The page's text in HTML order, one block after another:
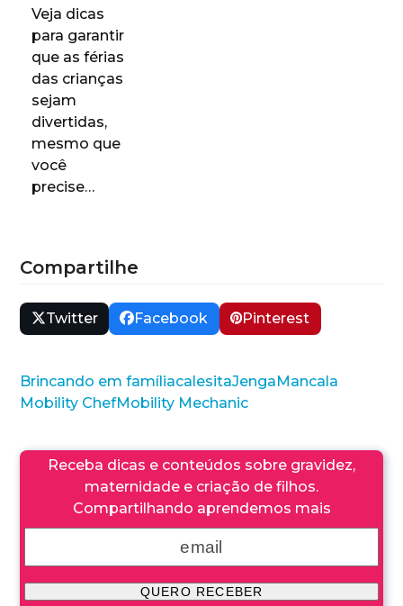
Veja dicas
para garantir
que as férias
das crianças
sejam
divertidas,
mesmo que
você
precise…
Compartilhe
Twitter Facebook Pinterest
Brincando em famíliacalesitaJenga Mancala
Mobility ChefMobility Mechanic
Receba dicas e conteúdos sobre gravidez,
maternidade e criação de filhos.
Compartilhando aprendemos mais